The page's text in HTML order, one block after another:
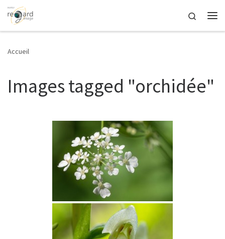
Passer au contenu
Search
Accueil
Images tagged "orchidée"